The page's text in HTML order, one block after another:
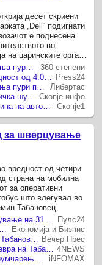
десет скриени
„Dell“ подигнати
е поднесена
во
на царинските органи
360 степени
Press24
Либертас
Скопје инфо
Скопје1
за шверцување
вредност од четири
страна на мобилна
за оперативни
што влегувал во
Табановец.
Царинска управа: Спречен обид за шверцување на 312 пури во Табановец
Пулс24
(ВИДЕО) Царинска управа: Мобилен царински тим спречи обид за криумчарење на 312 парчиња пури
Економија и Бизнис
Спречен обид за криумчарење на пури на Табановце Вечер Прес
Царината заплени 312 пури вредни 4.000 евра на Табановце – поднесена кривична пријава 4NEWS
Мобилен царински тим спречи обид за криумчарење на 312 парчиња пури
iNFOMAX